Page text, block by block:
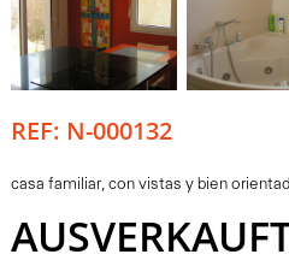
REF: N-000132
casa familiar, con vistas y bien